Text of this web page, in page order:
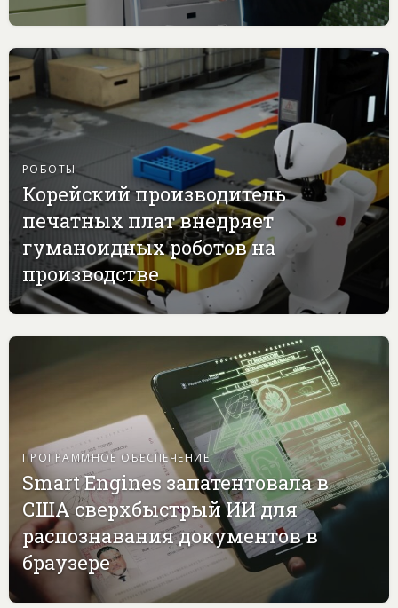
РОБОТЫ
Корейский производитель
печатных плат внедряет
гуманоидных роботов на
производстве
ПРОГРАММНОЕ ОБЕСПЕЧЕНИЕ
Smart Engines запатентовала в
США сверхбыстрый ИИ для
распознавания документов в
браузере